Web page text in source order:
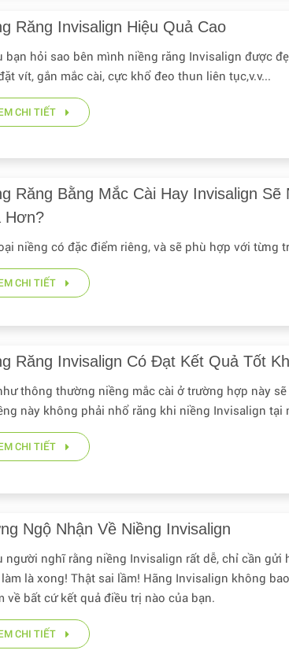
Răng Invisalign Hiệu Quả Cao
bạn hỏi sao bên mình niềng răng Invisalign được
vít, gắn mắc cài, cực khổ đeo thun liên tục,v.v...
CHI TIẾT
Răng Bằng Mắc Cài Hay Invisalign Sẽ
Hơn?
niềng có đặc điểm riêng, và sẽ phù hợp với từng
CHI TIẾT
Răng Invisalign Có Đạt Kết Quả Tốt
thông thường niềng mắc cài ở trường hợp này
này không phải nhổ răng khi niềng Invisalign tại
CHI TIẾT
Ngộ Nhận Về Niềng Invisalign
người nghĩ rằng niềng Invisalign rất dễ, chỉ cần gửi
là xong! Thật sai lầm! Hãng Invisalign không
về bất cứ kết quả điều trị nào của bạn.
CHI TIẾT